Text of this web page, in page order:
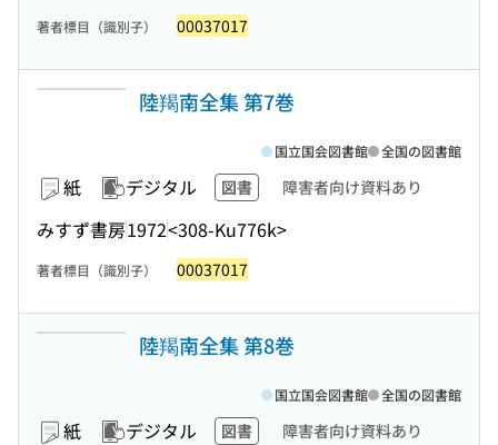
著者標目（識別子） 00037017
陸羯南全集 第7巻
紙 デジタル 図書 障害者向け資料あり
みすず書房1972<308-Ku776k>
国立国会図書館 全国の図書館
著者標目（識別子） 00037017
陸羯南全集 第8巻
紙 デジタル 図書 障害者向け資料あり
国立国会図書館 全国の図書館